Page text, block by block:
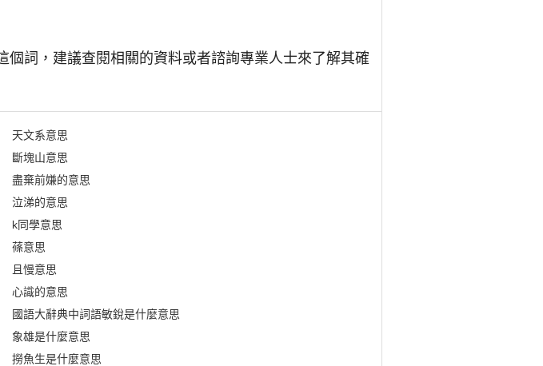
詞，建議查閱相關的資料或者諮詢專業人士來了解其確
天文系意思
斷塊山意思
盡棄前嫌的意思
泣涕的意思
k同學意思
蓧意思
且慢意思
心識的意思
國語大辭典中詞語敏銳是什麼意思
象雄是什麼意思
撈魚生是什麼意思